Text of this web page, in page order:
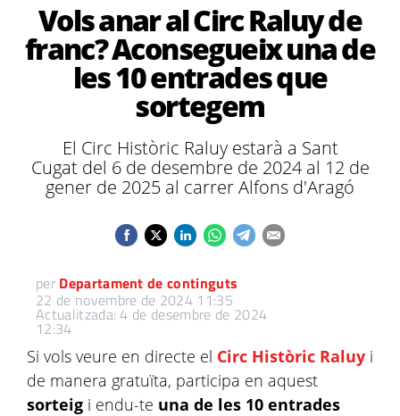
Vols anar al Circ Raluy de
franc? Aconsegueix una de
les 10 entrades que
sortegem
El Circ Històric Raluy estarà a Sant
Cugat del 6 de desembre de 2024 al 12 de
gener de 2025 al carrer Alfons d'Aragó
per Departament de continguts
22 de novembre de 2024 11:35
Actualitzada: 4 de desembre de 2024
12:34
Si vols veure en directe el Circ Històric Raluy i
de manera gratuïta, participa en aquest
sorteig i endu-te una de les 10 entrades